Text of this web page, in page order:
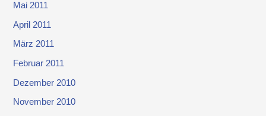
Mai 2011
April 2011
März 2011
Februar 2011
Dezember 2010
November 2010